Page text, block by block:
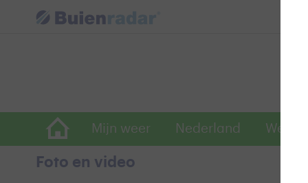
Mijn weer Nederland
Foto en video